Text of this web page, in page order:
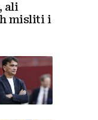
ali
misliti i